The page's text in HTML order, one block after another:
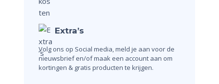
Extra’s
Volg ons op Social media, meld je aan voor de
nieuwsbrief en/of maak een account aan om
kortingen & gratis producten te krijgen.